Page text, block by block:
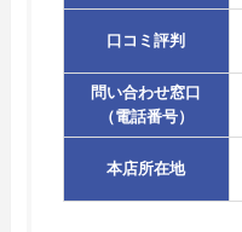
口コミ評判
問い合わせ窓口
（電話番号）
本店所在地